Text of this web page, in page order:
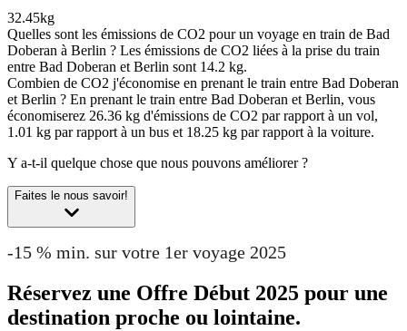
32.45kg
Quelles sont les émissions de CO2 pour un voyage en train de Bad
Doberan à Berlin ? Les émissions de CO2 liées à la prise du train
entre Bad Doberan et Berlin sont 14.2 kg.
Combien de CO2 j'économise en prenant le train entre Bad Doberan
et Berlin ? En prenant le train entre Bad Doberan et Berlin, vous
économiserez 26.36 kg d'émissions de CO2 par rapport à un vol,
1.01 kg par rapport à un bus et 18.25 kg par rapport à la voiture.
Y a-t-il quelque chose que nous pouvons améliorer ?
Faites le nous savoir!
-15 % min. sur votre 1er voyage 2025
Réservez une Offre Début 2025 pour une
destination proche ou lointaine.